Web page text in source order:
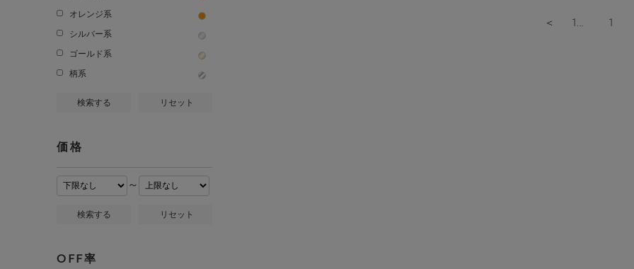
オレンジ系
シルバー系
ゴールド系
柄系
検索する リセット
価格
～
検索する リセット
OFF率
＜ 1... 1